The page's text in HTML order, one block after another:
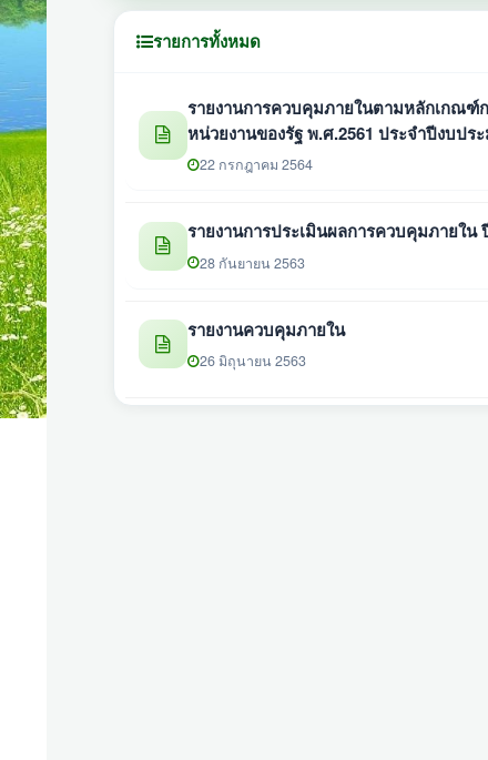
รายการทั้งหมด
รายงานการควบคุมภายในตามหลักเกณฑ์
หน่วยงานของรัฐ พ.ศ.2561 ประจำปีงบปร
22 กรกฎาคม 2564
รายงานการประเมินผลการควบคุมภายใน
28 กันยายน 2563
รายงานควบคุมภายใน
26 มิถุนายน 2563